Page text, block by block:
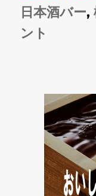
稿
日:
日本酒バー,
ント